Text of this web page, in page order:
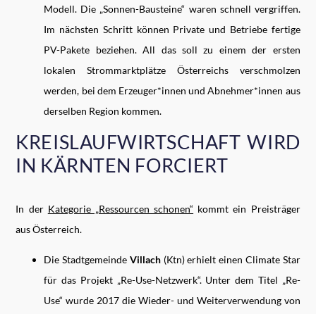
Modell. Die „Sonnen-Bausteine“ waren schnell vergriffen.
Im nächsten Schritt können Private und Betriebe fertige
PV-Pakete beziehen. All das soll zu einem der ersten
lokalen Strommarktplätze Österreichs verschmolzen
werden, bei dem Erzeuger*innen und Abnehmer*innen aus
derselben Region kommen.
KREISLAUFWIRTSCHAFT WIRD
IN KÄRNTEN FORCIERT
In der Kategorie „Ressourcen schonen“ kommt ein Preisträger
aus Österreich.
Die Stadtgemeinde Villach(Ktn) erhielt einen Climate Star
für das Projekt „Re-Use-Netzwerk“. Unter dem Titel „Re-
Use“ wurde 2017 die Wieder- und Weiterverwendung von